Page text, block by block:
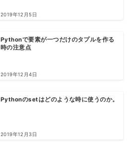
2019年12月5日
Pythonで要素が一つだけのタプルを作る
時の注意点
2019年12月4日
Pythonのsetはどのような時に使うのか。
2019年12月3日